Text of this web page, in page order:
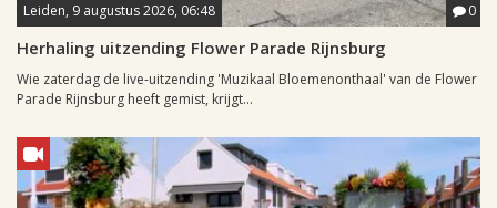
Leiden, 9 augustus 2026, 06:48 0
Herhaling uitzending Flower Parade Rijnsburg
Wie zaterdag de live-uitzending 'Muzikaal Bloemenonthaal' van de Flower
Parade Rijnsburg heeft gemist, krijgt...